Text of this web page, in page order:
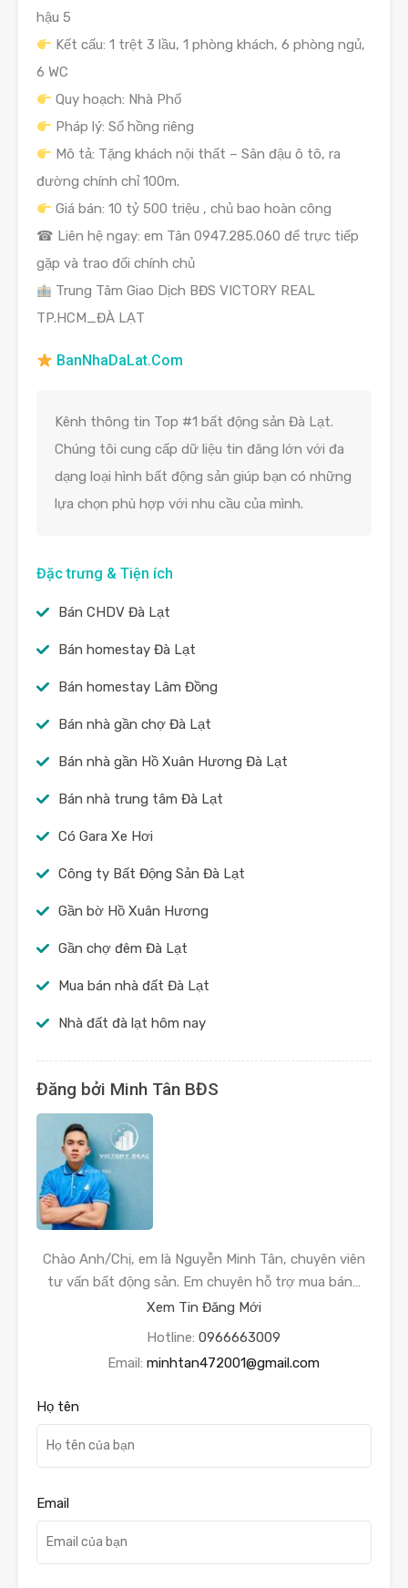
hậu 5
Kết cấu: 1 trệt 3 lầu, 1 phòng khách, 6 phòng ngủ,
6 WC
Quy hoạch: Nhà Phố
Pháp lý: Sổ hồng riêng
Mô tả: Tặng khách nội thất – Sân đậu ô tô, ra
đường chính chỉ 100m.
Giá bán: 10 tỷ 500 triệu , chủ bao hoàn công
☎ Liên hệ ngay: em Tân 0947.285.060 để trực tiếp
gặp và trao đổi chính chủ
Trung Tâm Giao Dịch BĐS VICTORY REAL
TP.HCM_ĐÀ LẠT
BanNhaDaLat.Com
Kênh thông tin Top #1 bất động sản Đà Lạt.
Chúng tôi cung cấp dữ liệu tin đăng lớn với đa
dạng loại hình bất động sản giúp bạn có những
lựa chọn phù hợp với nhu cầu của mình.
Đặc trưng & Tiện ích
Bán CHDV Đà Lạt
Bán homestay Đà Lạt
Bán homestay Lâm Đồng
Bán nhà gần chợ Đà Lạt
Bán nhà gần Hồ Xuân Hương Đà Lạt
Bán nhà trung tâm Đà Lạt
Có Gara Xe Hơi
Công ty Bất Động Sản Đà Lạt
Gần bờ Hồ Xuân Hương
Gần chợ đêm Đà Lạt
Mua bán nhà đất Đà Lạt
Nhà đất đà lạt hôm nay
Đăng bởi Minh Tân BĐS
Chào Anh/Chị, em là Nguyễn Minh Tân, chuyên viên
tư vấn bất động sản. Em chuyên hỗ trợ mua bán…
Xem Tin Đăng Mới
Hotline: 0966663009
Email: minhtan472001@gmail.com
Họ tên
Email